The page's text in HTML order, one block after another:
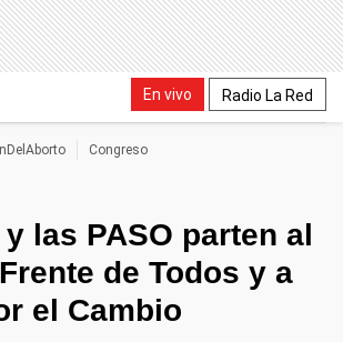
En vivo Radio La Red
Congreso
las PASO parten al
de Todos y a
el Cambio